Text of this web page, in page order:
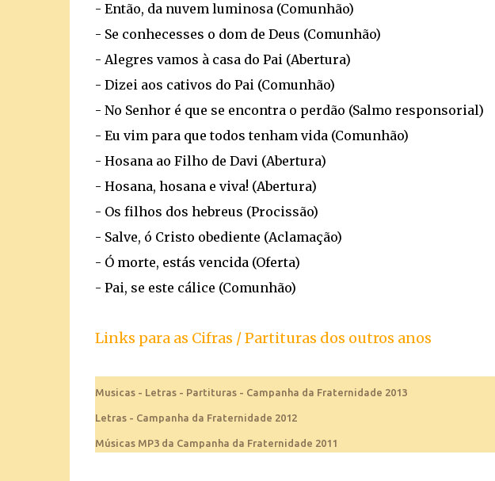
- Então, da nuvem luminosa (Comunhão)
- Se conhecesses o dom de Deus (Comunhão)
- Alegres vamos à casa do Pai (Abertura)
- Dizei aos cativos do Pai (Comunhão)
- No Senhor é que se encontra o perdão (Salmo responsorial)
- Eu vim para que todos tenham vida (Comunhão)
- Hosana ao Filho de Davi (Abertura)
- Hosana, hosana e viva! (Abertura)
- Os filhos dos hebreus (Procissão)
- Salve, ó Cristo obediente (Aclamação)
- Ó morte, estás vencida (Oferta)
- Pai, se este cálice (Comunhão)
Links para as Cifras / Partituras dos outros anos
Musicas - Letras - Partituras - Campanha da Fraternidade 2013
Letras - Campanha da Fraternidade 2012
Músicas MP3 da Campanha da Fraternidade 2011